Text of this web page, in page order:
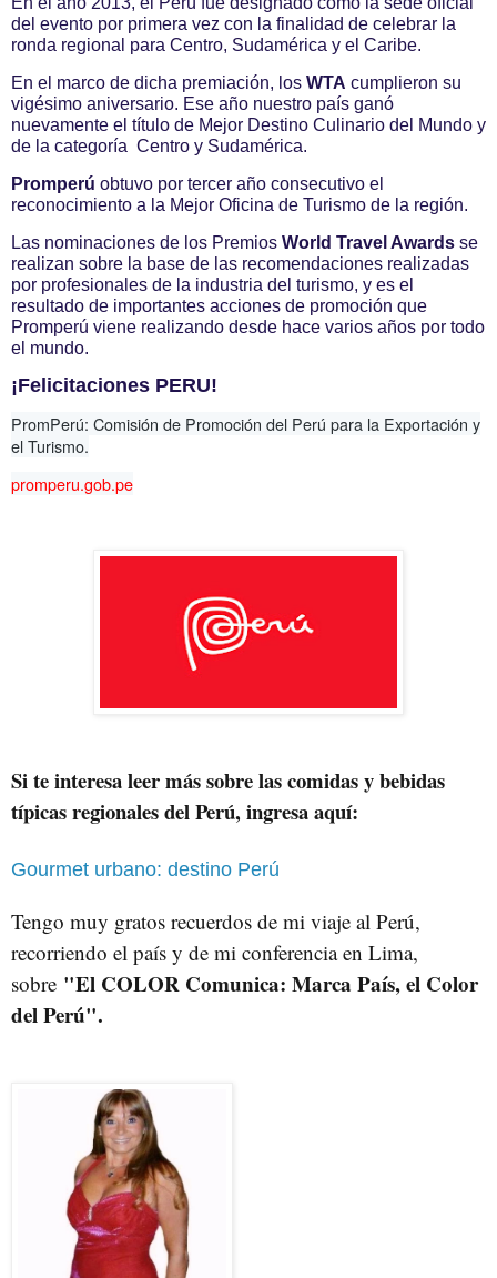
del evento por primera vez con la finalidad de celebrar la
ronda regional para Centro, Sudamérica y el Caribe.
En el marco de dicha premiación, los WTA cumplieron su
vigésimo aniversario. Ese año nuestro país ganó
nuevamente el título de Mejor Destino Culinario del Mundo y
de la categoría Centro y Sudamérica.
Promperú obtuvo por tercer año consecutivo el
reconocimiento a la Mejor Oficina de Turismo de la región.
Las nominaciones de los Premios World Travel Awards se
realizan sobre la base de las recomendaciones realizadas
por profesionales de la industria del turismo, y es el
resultado de importantes acciones de promoción que
Promperú viene realizando desde hace varios años por todo
el mundo.
¡Felicitaciones PERU!
PromPerú: Comisión de Promoción del Perú para la Exportación y
el Turismo.
promperu.gob.pe
Si te interesa leer más sobre las comidas y bebidas
típicas regionales del Perú, ingresa aquí:
Gourmet urbano: destino Perú
Tengo muy gratos recuerdos de mi viaje al Perú,
recorriendo el país y de mi conferencia en Lima,
sobre "El COLOR Comunica: Marca País, el Color
del Perú".